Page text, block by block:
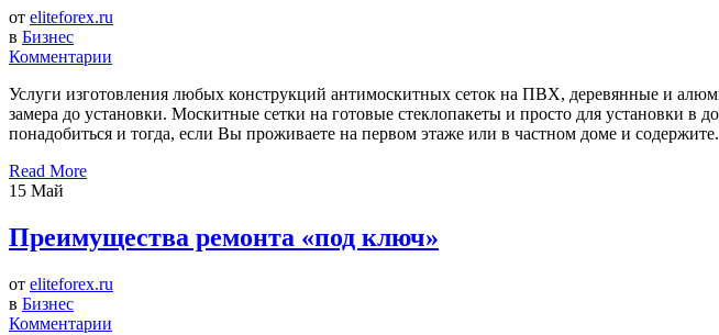
от eliteforex.ru
в Бизнес
Комментарии
Услуги изготовления любых конструкций антимоскитных сеток на ПВХ, деревянные и
замера до установки. Москитные сетки на готовые стеклопакеты и просто для установки в
понадобиться и тогда, если Вы проживаете на первом этаже или в частном доме и
Read More
15 Май
Преимущества ремонта «под ключ»
от eliteforex.ru
в Бизнес
Комментарии